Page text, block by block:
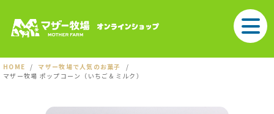
HOME
マザー牧場で人気のお菓子
マザー牧場 ポップコーン（いちご＆ミルク）